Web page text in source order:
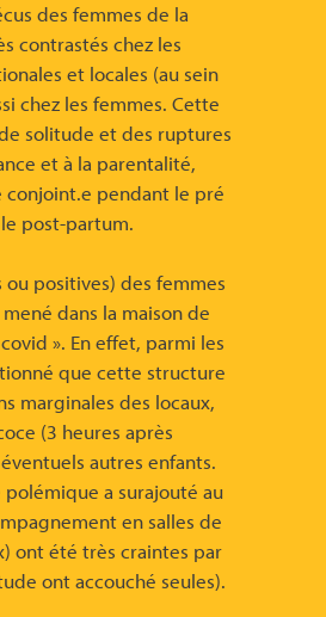
des femmes de la
contrastés chez les
et locales (au sein
chez les femmes. Cette
solitude et des ruptures
et à la parentalité,
conjoint.e pendant le pré
post-partum.
positives) des femmes
dans la maison de
». En effet, parmi les
que cette structure
marginales des locaux,
(3 heures après
autres enfants.
a surajouté au
en salles de
ont été très craintes par
ont accouché seules).